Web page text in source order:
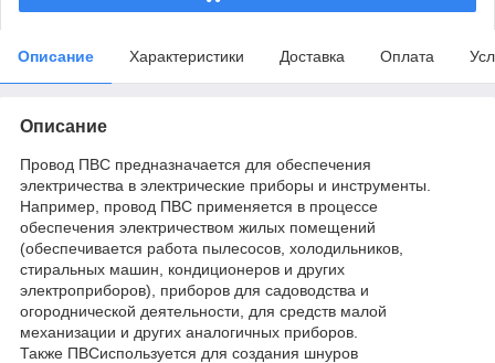
Описание Характеристики Доставка Оплата
Описание
Провод ПВС предназначается для обеспечения
электричества в электрические приборы и инструменты.
Например, провод ПВС применяется в процессе
обеспечения электричеством жилых помещений
(обеспечивается работа пылесосов, холодильников,
стиральных машин, кондиционеров и других
электроприборов), приборов для садоводства и
огороднической деятельности, для средств малой
механизации и других аналогичных приборов.
Также ПВСиспользуется для создания шнуров